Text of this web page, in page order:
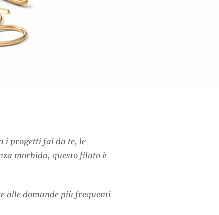
i progetti fai da te, le
morbida, questo filato è
alle domande più frequenti